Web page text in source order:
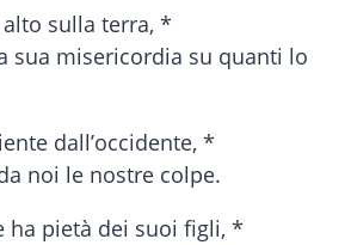
sulla terra, *
sua misericordia su quanti lo
dall’occidente, *
noi le nostre colpe.
ha pietà dei suoi figli, *